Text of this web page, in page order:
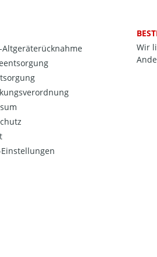
Altgeräterücknahme
Einstellungen
Wir